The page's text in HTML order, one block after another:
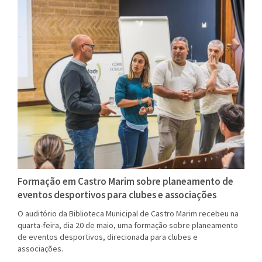
Formação em Castro Marim sobre planeamento de
eventos desportivos para clubes e associações
O auditório da Biblioteca Municipal de Castro Marim recebeu na
quarta-feira, dia 20 de maio, uma formação sobre planeamento
de eventos desportivos, direcionada para clubes e
associações.